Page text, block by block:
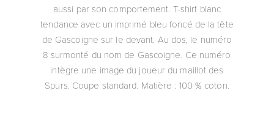
aussi par son comportement. T-shirt blanc
tendance avec un imprimé bleu foncé de la tête
de Gascoigne sur le devant. Au dos, le numéro
8 surmonté du nom de Gascoigne. Ce numéro
intègre une image du joueur du maillot des
Spurs. Coupe standard. Matière : 100 % coton.